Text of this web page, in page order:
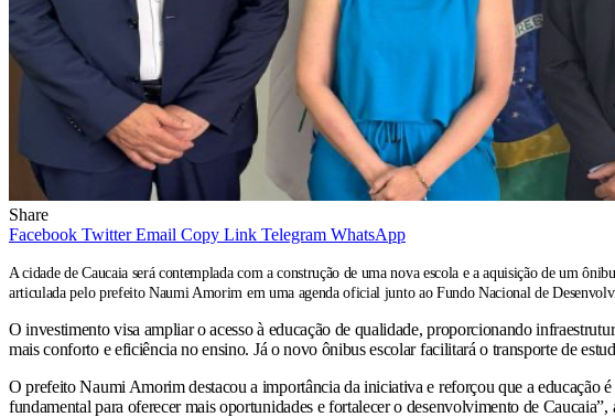
Share
Facebook Twitter Email Copy Link Telegram WhatsApp
A cidade de Caucaia será contemplada com a construção de uma nova escola e a aquisição de um
articulada pelo prefeito Naumi Amorim em uma agenda oficial junto ao Fundo Nacional de
O investimento visa ampliar o acesso à educação de qualidade, proporcionando
mais conforto e eficiência no ensino. Já o novo ônibus escolar facilitará o transporte de
O prefeito Naumi Amorim destacou a importância da iniciativa e reforçou que a educação
fundamental para oferecer mais oportunidades e fortalecer o desenvolvimento de Caucaia”,